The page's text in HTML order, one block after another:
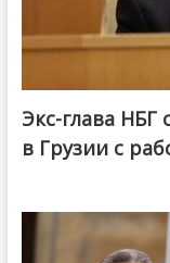
Экс-глава НБГ
в Грузии с